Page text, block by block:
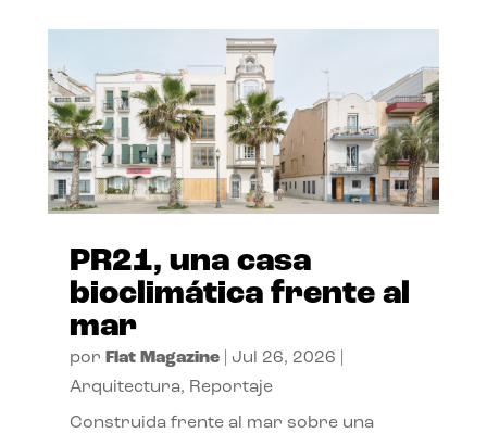
PR21, una casa
bioclimática frente al
mar
por Flat Magazine| Jul 26, 2026
Arquitectura, Reportaje
Construida frente al mar sobre una